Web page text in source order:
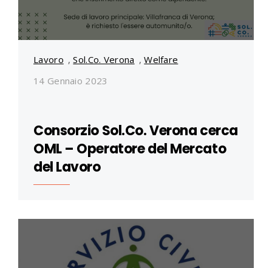
Lavoro ,Sol.Co. Verona ,Welfare
14 Gennaio 2023
Consorzio Sol.Co. Verona cerca
OML – Operatore del Mercato
del Lavoro